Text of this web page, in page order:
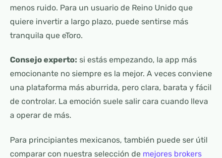
menos ruido. Para un usuario de Reino Unido que
quiere invertir a largo plazo, puede sentirse más
tranquila que eToro.
Consejo experto: si estás empezando, la app más
emocionante no siempre es la mejor. A veces conviene
una plataforma más aburrida, pero clara, barata y fácil
de controlar. La emoción suele salir cara cuando lleva
a operar de más.
Para principiantes mexicanos, también puede ser útil
comparar con nuestra selección de mejores brokers